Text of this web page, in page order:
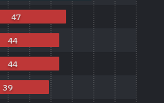
39
44
44
47